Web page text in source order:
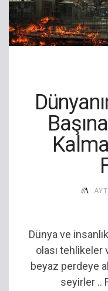
Dünya ve
olası tehlikeler
beyaz perdeye
seyirler ..